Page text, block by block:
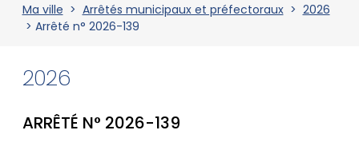
Ma ville > Arrêtés municipaux et préfectoraux> 2026
> Arrêté n° 2026-139
2026
ARRÊTÉ N° 2026-139